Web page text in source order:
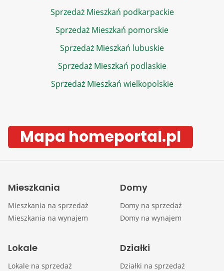
Sprzedaż Mieszkań podkarpackie
Sprzedaż Mieszkań pomorskie
Sprzedaż Mieszkań lubuskie
Sprzedaż Mieszkań podlaskie
Sprzedaż Mieszkań wielkopolskie
Mapa homeportal.pl
Mieszkania
Mieszkania na sprzedaż
Mieszkania na wynajem
Domy
Domy na sprzedaż
Domy na wynajem
Lokale
Lokale na sprzedaż
Działki
Działki na sprzedaż